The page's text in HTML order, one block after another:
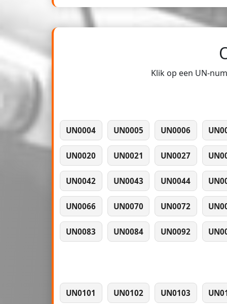
Klik op een UN-
UN0004 UN0005 UN0006
UN0020 UN0021 UN0027
UN0042 UN0043 UN0044
UN0066 UN0070 UN0072
UN0083 UN0084 UN0092
UN0101 UN0102 UN0103